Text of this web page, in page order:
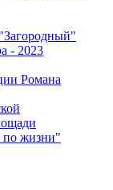
- 2023
Романа
по жизни"